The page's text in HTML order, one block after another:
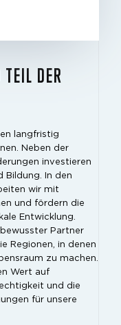
DER
langfristig
Neben der
investieren
Bildung. In den
wir mit
und fördern die
Entwicklung.
Partner
Regionen, in denen
zu machen.
Wert auf
und die
für unsere